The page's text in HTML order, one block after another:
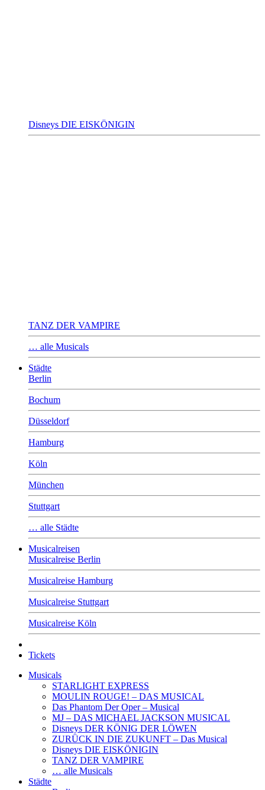
Disneys DIE EISKÖNIGIN
TANZ DER VAMPIRE
… alle Musicals
Städte
Berlin
Bochum
Düsseldorf
Hamburg
Köln
München
Stuttgart
… alle Städte
Musicalreisen
Musicalreise Berlin
Musicalreise Hamburg
Musicalreise Stuttgart
Musicalreise Köln
Tickets
Musicals
STARLIGHT EXPRESS
MOULIN ROUGE! – DAS MUSICAL
Das Phantom Der Oper – Musical
MJ – DAS MICHAEL JACKSON MUSICAL
Disneys DER KÖNIG DER LÖWEN
ZURÜCK IN DIE ZUKUNFT – Das Musical
Disneys DIE EISKÖNIGIN
TANZ DER VAMPIRE
… alle Musicals
Städte